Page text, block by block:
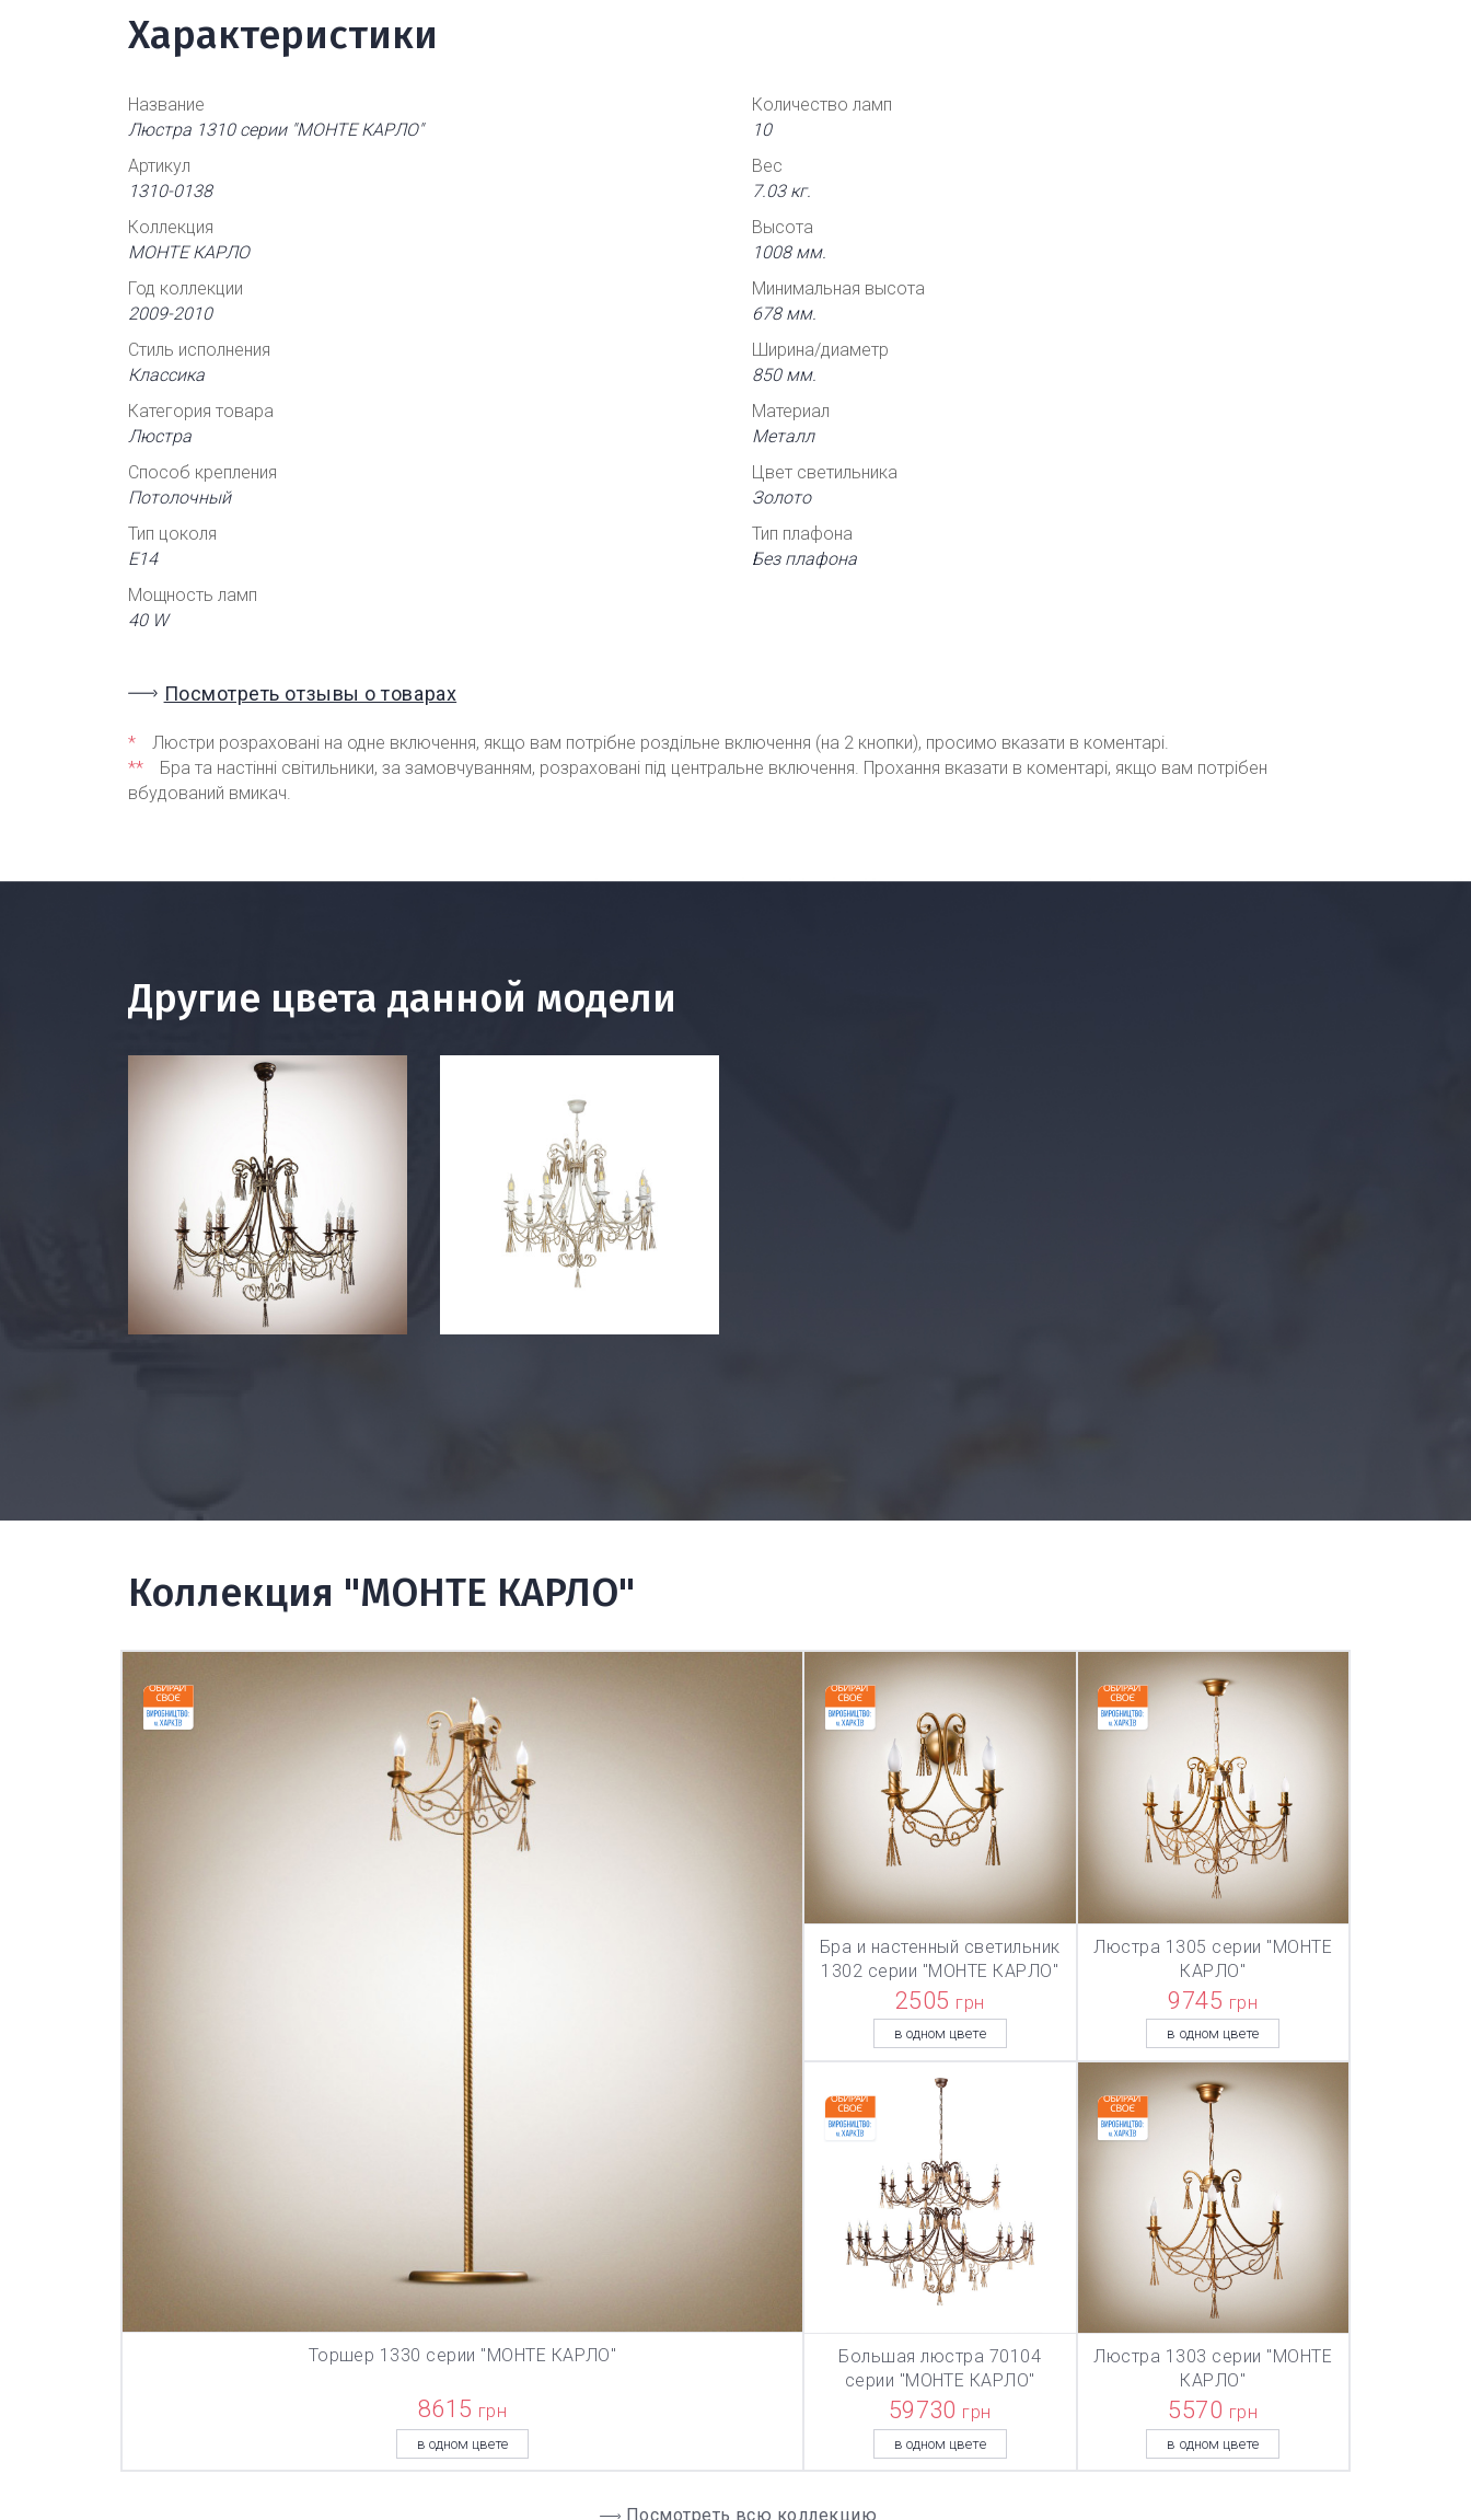
Характеристики
Название
Люстра 1310 серии "МОНТЕ КАРЛО"
Артикул
1310-0138
Коллекция
МОНТЕ КАРЛО
Год коллекции
2009-2010
Стиль исполнения
Классика
Категория товара
Люстра
Способ крепления
Потолочный
Тип цоколя
Е14
Мощность ламп
40 W
Количество ламп
10
Вес
7.03 кг.
Высота
1008 мм.
Минимальная высота
678 мм.
Ширина/диаметр
850 мм.
Материал
Металл
Цвет светильника
Золото
Тип плафона
Без плафона
Посмотреть отзывы о товарах
*
Люстри розраховані на одне включення, якщо вам потрібне роздільне включення (на 2 кнопки), просимо вказати в коментарі.
**
Бра та настінні світильники, за замовчуванням, розраховані під центральне включення. Прохання вказати в коментарі, якщо вам потрібен
вбудований вмикач.
Другие цвета данной модели
Коллекция "МОНТЕ КАРЛО"
ТОВАР ДОБАВЛЕН В КОРЗИНУ
В КОРЗИНУ
Торшер 1330 серии "МОНТЕ КАРЛО"
8615 грн
в одном цвете
ТОВАР ДОБАВЛЕН В КОРЗИНУ
В КОРЗИНУ
Бра и настенный светильник
1302 серии "МОНТЕ КАРЛО"
2505 грн
в одном цвете
В КОРЗИНУ
Люстра 1305 серии "МОНТЕ
КАРЛО"
9745 грн
в одном цвете
ТОВАР ДОБАВЛЕН В КОРЗИНУ
В КОРЗИНУ
Большая люстра 70104
серии "МОНТЕ КАРЛО"
59730 грн
в одном цвете
В КОРЗИНУ
Люстра 1303 серии "МОНТЕ
КАРЛО"
5570 грн
в одном цвете
Посмотреть всю коллекцию